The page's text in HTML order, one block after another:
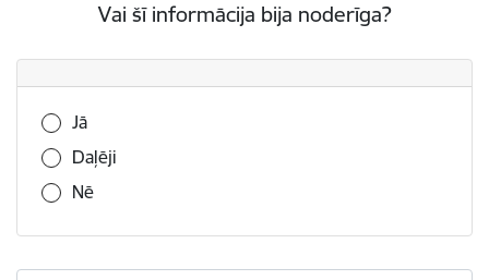
Vai šī informācija bija noderīga?
Vai šī informācija bija noderīga?
Jā
Daļēji
Nē